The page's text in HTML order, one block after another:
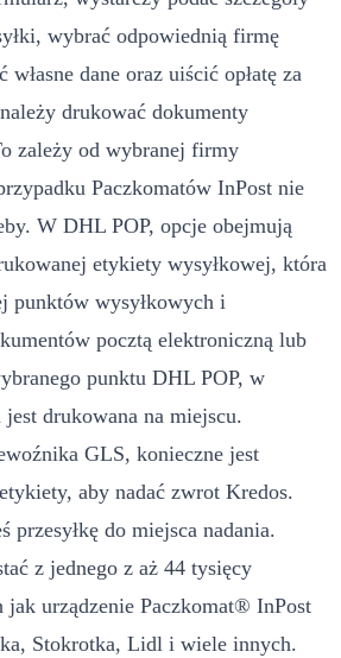
wybrać odpowiednią firmę
własne dane oraz uiścić opłatę za
drukować dokumenty
zależy od wybranej firmy
Paczkomatów InPost nie
W DHL POP, opcje obejmują
etykiety wysyłkowej, która
punktów wysyłkowych i
pocztą elektroniczną lub
punktu DHL POP, w
drukowana na miejscu.
GLS, konieczne jest
aby nadać zwrot Kredos.
przesyłkę do miejsca nadania.
z jednego z aż 44 tysięcy
jak urządzenie Paczkomat® InPost
Stokrotka, Lidl i wiele innych.